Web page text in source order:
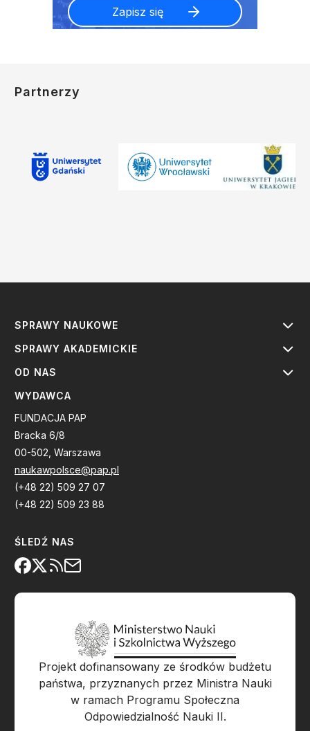
Partnerzy
SPRAWY NAUKOWE
SPRAWY AKADEMICKIE
OD NAS
WYDAWCA
FUNDACJA PAP
Bracka 6/8
00-502, Warszawa
naukawpolsce@pap.pl
(+48 22) 509 27 07
(+48 22) 509 23 88
ŚLEDŹ NAS
Projekt dofinansowany ze środków budżetu
państwa, przyznanych przez Ministra Nauki
w ramach Programu Społeczna
Odpowiedzialność Nauki II.